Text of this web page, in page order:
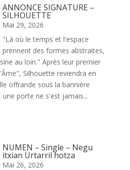
ANNONCE SIGNATURE –
SILHOUETTE
Mai 29, 2026
"Là où le temps et l'espace
prennent des formes abstraites,
au loin." Après leur premier
Silhouette reviendra en
offrande sous la bannière
une porte ne s'est jamais...
NUMEN – Single – Negu
itxian Urtarril hotza
Mai 26, 2026